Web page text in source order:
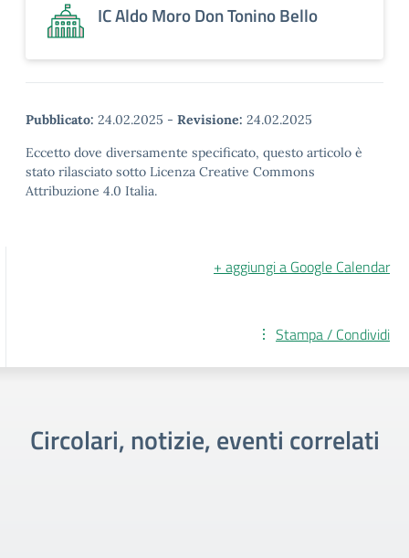
IC Aldo Moro Don Tonino Bello
Pubblicato: 24.02.2025 - Revisione: 24.02.2025
Eccetto dove diversamente specificato, questo articolo è
stato rilasciato sotto Licenza Creative Commons
Attribuzione 4.0 Italia.
+ aggiungi a Google Calendar
Stampa / Condividi
Circolari, notizie, eventi correlati